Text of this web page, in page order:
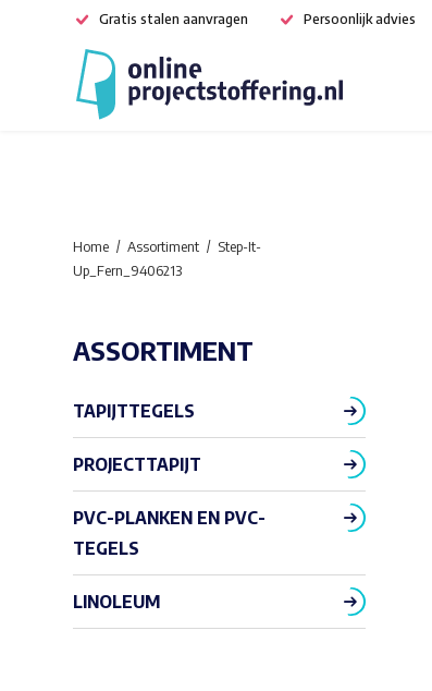
Gratis stalen aanvragen Persoonlijk advies
Home Assortiment
Step-It-
Up_Fern_9406213
ASSORTIMENT
TAPIJTTEGELS
PROJECTTAPIJT
PVC-PLANKEN EN PVC-
TEGELS
LINOLEUM